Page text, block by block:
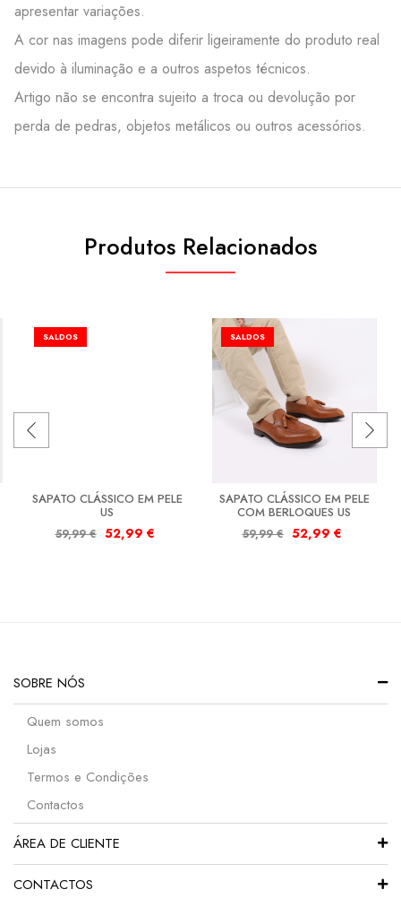
apresentar variações.
A cor nas imagens pode diferir ligeiramente do produto real
devido à iluminação e a outros aspetos técnicos.
Artigo não se encontra sujeito a troca ou devolução por
perda de pedras, objetos metálicos ou outros acessórios.
Produtos Relacionados
SALDOS
SAPATO CLÁSSICO EM PELE
US
59,99€ 52,99 €
SALDOS
SAPATO CLÁSSICO EM PELE
COM BERLOQUES US
59,99€ 52,99 €
SOBRE NÓS
Quem somos
Lojas
Termos e Condições
Contactos
ÁREA DE CLIENTE
CONTACTOS